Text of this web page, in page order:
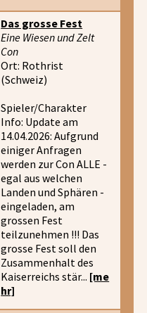
Das grosse Fest
Eine Wiesen und Zelt
Con
Ort: Rothrist
(Schweiz)
Spieler/Charakter
Info: Update am
14.04.2026: Aufgrund
einiger Anfragen
werden zur Con ALLE -
egal aus welchen
Landen und Sphären -
eingeladen, am
grossen Fest
teilzunehmen !!! Das
grosse Fest soll den
Zusammenhalt des
Kaiserreichs stär... [me
hr]